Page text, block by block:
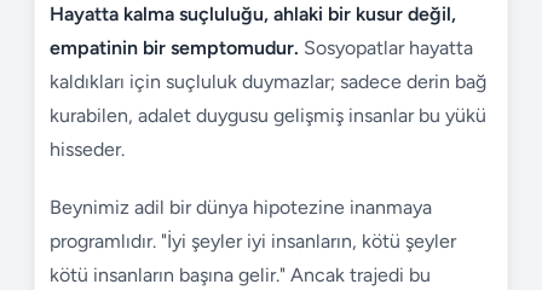
Hayatta kalma suçluluğu, ahlaki bir kusur değil,
empatinin bir semptomudur. Sosyopatlar hayatta
kaldıkları için suçluluk duymazlar; sadece derin bağ
kurabilen, adalet duygusu gelişmiş insanlar bu yükü
hisseder.
Beynimiz adil bir dünya hipotezine inanmaya
programlıdır. "İyi şeyler iyi insanların, kötü şeyler
kötü insanların başına gelir." Ancak trajedi bu